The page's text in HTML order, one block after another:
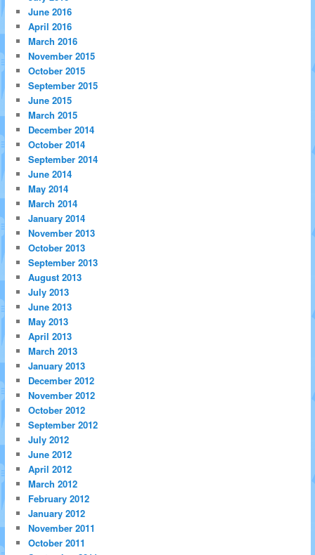
June 2016
April 2016
March 2016
November 2015
October 2015
September 2015
June 2015
March 2015
December 2014
October 2014
September 2014
June 2014
May 2014
March 2014
January 2014
November 2013
October 2013
September 2013
August 2013
July 2013
June 2013
May 2013
April 2013
March 2013
January 2013
December 2012
November 2012
October 2012
September 2012
July 2012
June 2012
April 2012
March 2012
February 2012
January 2012
November 2011
October 2011